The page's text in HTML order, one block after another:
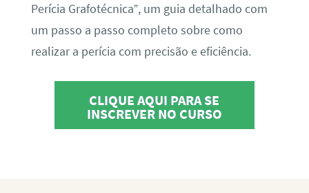
Perícia Grafotécnica”, um guia detalhado com
um passo a passo completo sobre como
realizar a perícia com precisão e eficiência.
CLIQUE AQUI PARA SE
INSCREVER NO CURSO